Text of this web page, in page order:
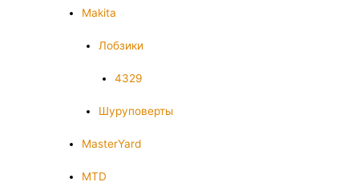
Makita
Лобзики
4329
Шуруповерты
MasterYard
MTD